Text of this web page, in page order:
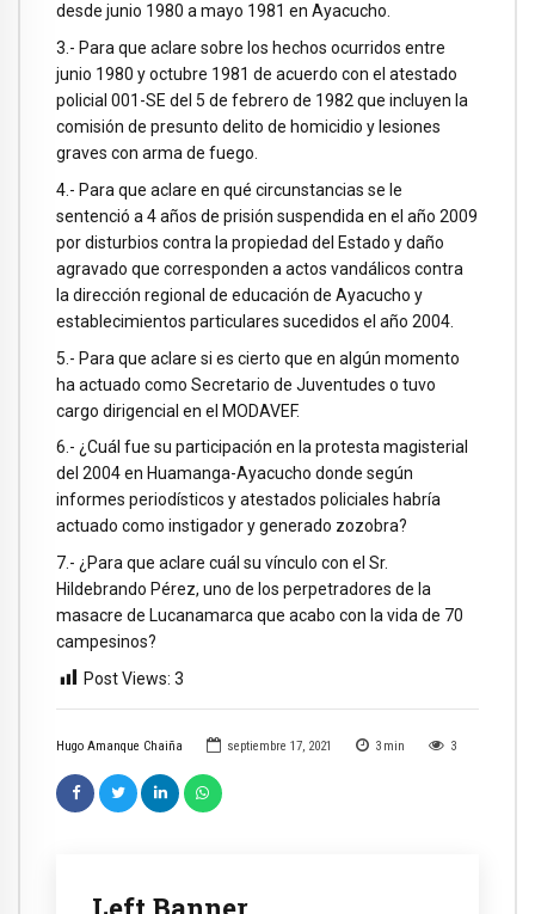
Hugo Amanque Chaiña septiembre 17, 2021 3 min 3
desde junio 1980 a mayo 1981 en Ayacucho.
3.- Para que aclare sobre los hechos ocurridos entre
junio 1980 y octubre 1981 de acuerdo con el atestado
policial 001-SE del 5 de febrero de 1982 que incluyen la
comisión de presunto delito de homicidio y lesiones
graves con arma de fuego.
4.- Para que aclare en qué circunstancias se le
sentenció a 4 años de prisión suspendida en el año 2009
por disturbios contra la propiedad del Estado y daño
agravado que corresponden a actos vandálicos contra
la dirección regional de educación de Ayacucho y
establecimientos particulares sucedidos el año 2004.
5.- Para que aclare si es cierto que en algún momento
ha actuado como Secretario de Juventudes o tuvo
cargo dirigencial en el MODAVEF.
6.- ¿Cuál fue su participación en la protesta magisterial
del 2004 en Huamanga-Ayacucho donde según
informes periodísticos y atestados policiales habría
actuado como instigador y generado zozobra?
7.- ¿Para que aclare cuál su vínculo con el Sr.
Hildebrando Pérez, uno de los perpetradores de la
masacre de Lucanamarca que acabo con la vida de 70
campesinos?
Post Views: 3